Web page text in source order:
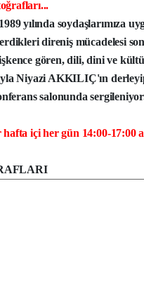
yılında soydaşlarımıza
direniş mücadelesi
gören, dili, dini ve
Niyazi AKKILIÇ'ın
salonunda
içi her gün 14:00-17:00